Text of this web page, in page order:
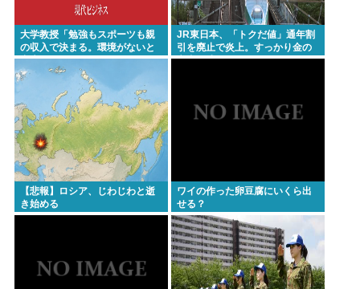
大学教授「勉強もスポーツも親
の収入で決まる。環境がないと
出来るわけがない」
JR東日本、「トクだ値」通年割
引を廃止で炎上。すっかり金の
亡者と成り下がったな
【悲報】ロシア、じわじわと逝
き始める
ワイの作った卵豆腐にいくら出
せる？